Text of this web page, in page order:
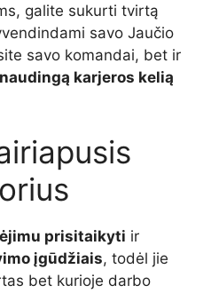
galite sukurti tvirtą
savo Jaučio
savo komandai, bet ir
karjeros kelią
prisitaikyti ir
įgūdžiais, todėl jie
bet kurioje darbo